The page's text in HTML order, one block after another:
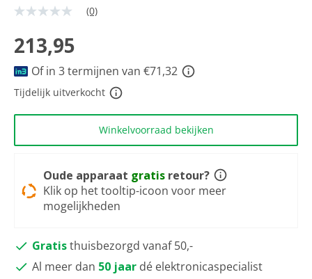
Geen
Dezelfde
paginalink.
(0)
213,95
Of in 3 termijnen van €71,32
Tijdelijk uitverkocht
Winkelvoorraad bekijken
Oude apparaat gratis retour?
Klik op het tooltip-icoon voor meer
mogelijkheden
Gratisthuisbezorgd vanaf 50,-
Al meer dan 50 jaar dé elektronicaspecialist